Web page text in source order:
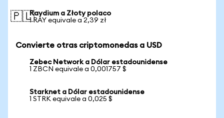
🇵🇱Raydium a Złoty polaco
1 RAY equivale a 2,39 zł
Convierte otras criptomonedas a USD
Zebec Network a Dólar estadounidense
1 ZBCN equivale a 0,001757 $
Starknet a Dólar estadounidense
1 STRK equivale a 0,025 $